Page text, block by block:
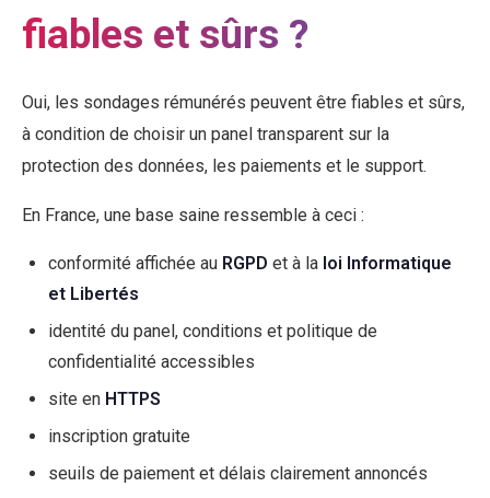
fiables et sûrs ?
Oui, les sondages rémunérés peuvent être fiables et sûrs,
à condition de choisir un panel transparent sur la
protection des données, les paiements et le support.
En France, une base saine ressemble à ceci :
conformité affichée au RGPD et à la loi Informatique
et Libertés
identité du panel, conditions et politique de
confidentialité accessibles
site en HTTPS
inscription gratuite
seuils de paiement et délais clairement annoncés